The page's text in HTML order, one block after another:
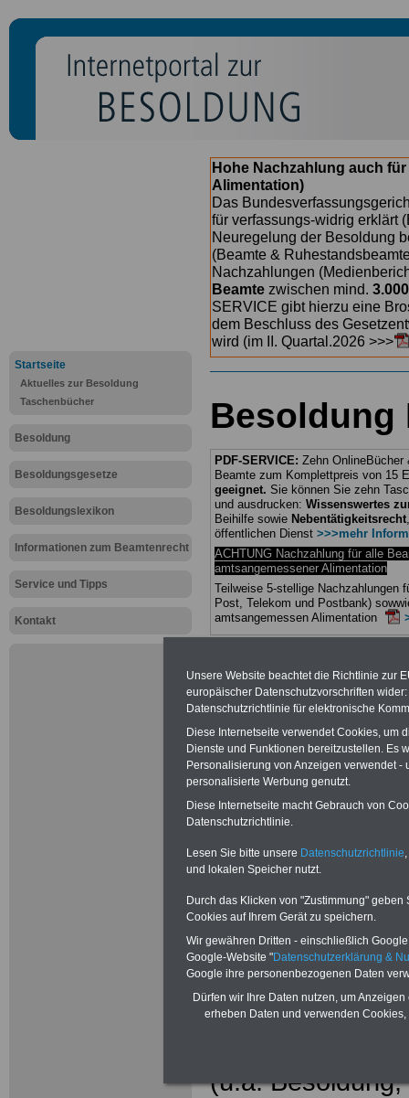
Startseite
Aktuelles zur Besoldung
Taschenbücher
Besoldung
Besoldungsgesetze
Besoldungslexikon
Informationen zum Beamtenrecht
Service und Tipps
Kontakt
Hohe Nachzahlung auch
Alimentation)
Das
für verfassungs-widrig erklärt
Neuregelung der Besoldung
(Beamte &
Nachzahlungen
Beamte zwischen mind.
SERVICE gibt hierzu eine
dem Beschluss des
wird (im II. Quartal.2026 >>>
Besoldung
PDF-SERVICE: Zehn
Beamte zum Komplettpreis von 15
geeignet. Sie können Sie zehn
und ausdrucken: Wissenswertes
Beihilfe sowie Nebentätigkeitsrecht
öffentlichen Dienst >>>mehr
ACHTUNG Nachzahlung für alle
amtsangemessener Alimentation
Teilweise 5-stellige Nachzahlungen
Post, Telekom und Postbank)
amtsangemessen Alimentation
abschließen!
Neu
Beamte
Das beliebte
und Beamte"
(u.a.
Unsere Website beachtet die Richtlinie zur
europäischer Datenschutzvorschriften
Datenschutzrichtlinie für elektronische
Diese Internetseite verwendet Cookies, um
Dienste und Funktionen bereitzustellen. Es
Personalisierung von Anzeigen verwendet
personalisierte Werbung genutzt.
Diese Internetseite macht Gebrauch von
Datenschutzrichtlinie.
Lesen Sie bitte unsere Datenschutzrichtlinie
und lokalen Speicher nutzt.
Durch das Klicken von "Zustimmung"
Cookies auf Ihrem Gerät zu speichern.
Wir gewähren Dritten - einschließlich
Google-Website "Datenschutzerklärung &
Google ihre personenbezogenen Daten
Dürfen wir Ihre Daten nutzen, um
erheben Daten und verwenden